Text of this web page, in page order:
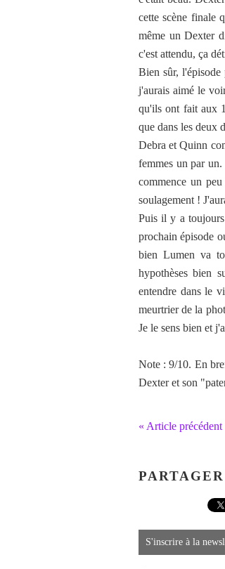
cette scène finale
même un Dexter
c'est attendu, ça
Bien sûr, l'épisode
j'aurais aimé le
qu'ils ont fait aux
que dans les deux
Debra et Quinn
femmes un par
commence un
soulagement !
Puis il y a toujours
prochain épisode
bien Lumen va
hypothèses bien
entendre dans le
meurtrier de la
Je le sens bien et
Note : 9/10. En
Dexter et son
« Article précédent
S'inscrire à la